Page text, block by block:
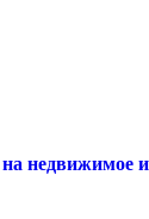
недвижимое